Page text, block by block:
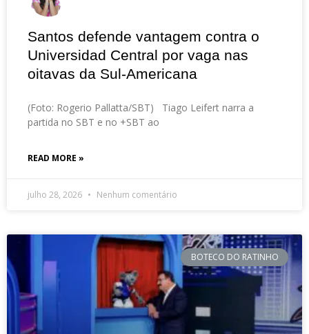
Santos defende vantagem contra o
Universidad Central por vaga nas
oitavas da Sul-Americana
(Foto: Rogerio Pallatta/SBT) Tiago Leifert narra a
partida no SBT e no +SBT ao
READ MORE »
julho 28, 2026 Nenhum comentário
BOTECO DO RATINHO